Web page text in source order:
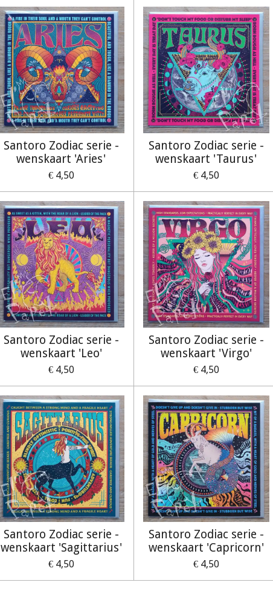
Santoro Zodiac serie -
wenskaart 'Aries'
€ 4,50
Santoro Zodiac serie -
wenskaart 'Taurus'
€ 4,50
Santoro Zodiac serie -
wenskaart 'Leo'
€ 4,50
Santoro Zodiac serie -
wenskaart 'Virgo'
€ 4,50
Santoro Zodiac serie -
wenskaart 'Sagittarius'
€ 4,50
Santoro Zodiac serie -
wenskaart 'Capricorn'
€ 4,50